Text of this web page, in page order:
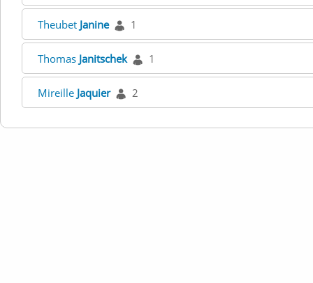
Theubet Janine 1
Thomas Janitschek 1
Mireille Jaquier 2